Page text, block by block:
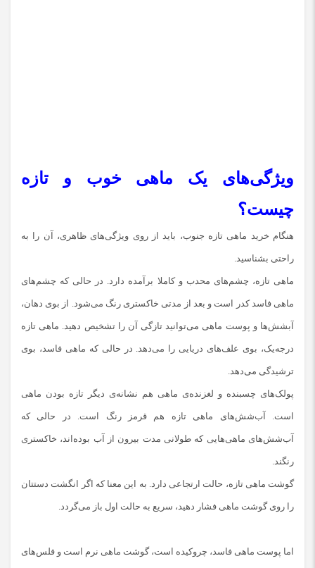
ویژگی‌های یک ماهی خوب و تازه
چیست؟
هنگام خرید ماهی تازه جنوب، باید از روی ویژگی‌های ظاهری، آن را به
راحتی بشناسید.
ماهی تازه، چشم‌های محدب و کاملا برآمده دارد. در حالی که چشم‌های
ماهی فاسد کدر است و بعد از مدتی خاکستری رنگ می‌شود. از بوی دهان،
آبشش‌ها و پوست ماهی می‌توانید تازگی آن را تشخیص دهید. ماهی تازه
درجه‌یک، بوی علف‌های دریایی را می‌دهد. در حالی که ماهی فاسد، بوی
ترشیدگی می‌دهد.
پولک‌های چسبنده و لغزنده‌ی ماهی هم نشانه‌ی دیگر تازه بودن ماهی
است. آب‌شش‌های ماهی تازه هم قرمز رنگ است. در حالی که
آب‌شش‌های ماهی‌هایی که طولانی مدت بیرون از آب بوده‌اند، خاکستری
رنگند.
گوشت ماهی تازه، حالت ارتجاعی دارد. به این معنا که اگر انگشت دستتان
را روی گوشت ماهی فشار دهید، سریع به حالت اول باز می‌گردد.
اما پوست ماهی فاسد، چروکیده است، گوشت ماهی نرم است و فلس‌های